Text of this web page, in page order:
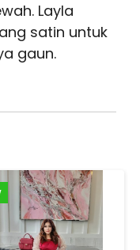
Layla
satin untuk
gaun.